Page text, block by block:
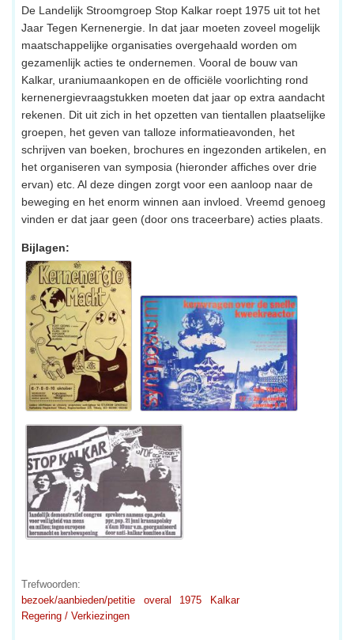
De Landelijk Stroomgroep Stop Kalkar roept 1975 uit tot het
Jaar Tegen Kernenergie. In dat jaar moeten zoveel mogelijk
maatschappelijke organisaties overgehaald worden om
gezamenlijk acties te ondernemen. Vooral de bouw van
Kalkar, uraniumaankopen en de officiële voorlichting rond
kernenergievraagstukken moeten dat jaar op extra aandacht
rekenen. Dit uit zich in het opzetten van tientallen plaatselijke
groepen, het geven van talloze informatieavonden, het
schrijven van boeken, brochures en ingezonden artikelen, en
het organiseren van symposia (hieronder affiches over drie
ervan) etc. Al deze dingen zorgt voor een aanloop naar de
beweging en het enorm winnen aan invloed. Vreemd genoeg
vinden er dat jaar geen (door ons traceerbare) acties plaats.
Bijlagen:
Trefwoorden:
bezoek/aanbieden/petitie
overal 1975
Kalkar
Regering / Verkiezingen